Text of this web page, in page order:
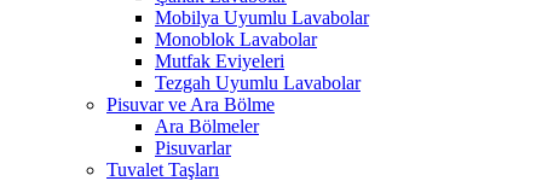
Mobilya Uyumlu Lavabolar
Monoblok Lavabolar
Mutfak Eviyeleri
Tezgah Uyumlu Lavabolar
Pisuvar ve Ara Bölme
Ara Bölmeler
Pisuvarlar
Tuvalet Taşları